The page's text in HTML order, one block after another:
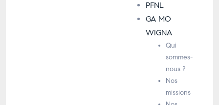
PFNL
GA MO
WIGNA
Qui
sommes-
nous ?
Nos
missions